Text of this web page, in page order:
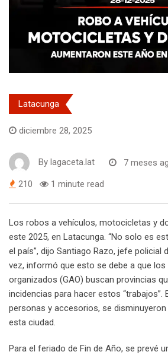
Latacunga
diciembre 28, 2025
By lagaceta.lat 7 meses
210 1 minute read
Los robos a vehículos, motocicletas y
este 2025, en Latacunga. “No solo es
el país”, dijo Santiago Razo, jefe policial
vez, informó que esto se debe a que
organizados (GAO) buscan provincias
incidencias para hacer estos “trabajos”.
personas y accesorios, se
esta ciudad.
Para el feriado de Fin de Año, se prevé